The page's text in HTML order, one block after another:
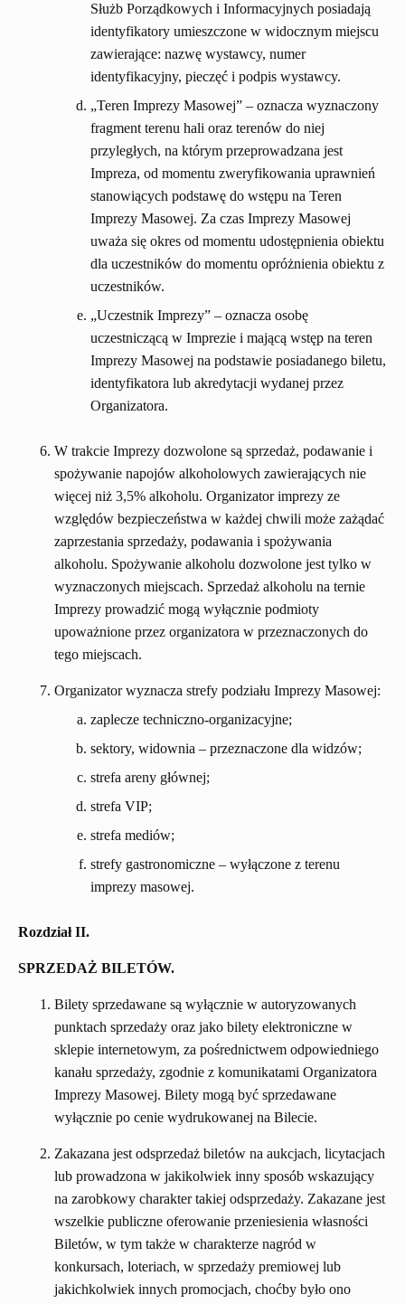
Służb Porządkowych i Informacyjnych posiadają
identyfikatory umieszczone w widocznym miejscu
zawierające: nazwę wystawcy, numer
identyfikacyjny, pieczęć i podpis wystawcy.
„Teren Imprezy Masowej” – oznacza wyznaczony
fragment terenu hali oraz terenów do niej
przyległych, na którym przeprowadzana jest
Impreza, od momentu zweryfikowania uprawnień
stanowiących podstawę do wstępu na Teren
Imprezy Masowej. Za czas Imprezy Masowej
uważa się okres od momentu udostępnienia obiektu
dla uczestników do momentu opróżnienia obiektu z
uczestników.
„Uczestnik Imprezy” – oznacza osobę
uczestniczącą w Imprezie i mającą wstęp na teren
Imprezy Masowej na podstawie posiadanego biletu,
identyfikatora lub akredytacji wydanej przez
Organizatora.
W trakcie Imprezy dozwolone są sprzedaż, podawanie i
spożywanie napojów alkoholowych zawierających nie
więcej niż 3,5% alkoholu. Organizator imprezy ze
względów bezpieczeństwa w każdej chwili może zażądać
zaprzestania sprzedaży, podawania i spożywania
alkoholu. Spożywanie alkoholu dozwolone jest tylko w
wyznaczonych miejscach. Sprzedaż alkoholu na ternie
Imprezy prowadzić mogą wyłącznie podmioty
upoważnione przez organizatora w przeznaczonych do
tego miejscach.
Organizator wyznacza strefy podziału Imprezy Masowej:
zaplecze techniczno-organizacyjne;
sektory, widownia – przeznaczone dla widzów;
strefa areny głównej;
strefa VIP;
strefa mediów;
strefy gastronomiczne – wyłączone z terenu
imprezy masowej.
Rozdział II.
SPRZEDAŻ BILETÓW.
Bilety sprzedawane są wyłącznie w autoryzowanych
punktach sprzedaży oraz jako bilety elektroniczne w
sklepie internetowym, za pośrednictwem odpowiedniego
kanału sprzedaży, zgodnie z komunikatami Organizatora
Imprezy Masowej. Bilety mogą być sprzedawane
wyłącznie po cenie wydrukowanej na Bilecie.
Zakazana jest odsprzedaż biletów na aukcjach, licytacjach
lub prowadzona w jakikolwiek inny sposób wskazujący
na zarobkowy charakter takiej odsprzedaży. Zakazane jest
wszelkie publiczne oferowanie przeniesienia własności
Biletów, w tym także w charakterze nagród w
konkursach, loteriach, w sprzedaży premiowej lub
jakichkolwiek innych promocjach, choćby było ono